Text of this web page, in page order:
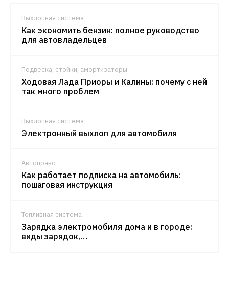
Выхлопная система
Как экономить бензин: полное руководство
для автовладельцев
Подвеска, стойки, амортизаторы
Ходовая Лада Приоры и Калины: почему с ней
так много проблем
Выхлопная система
Электронный выхлоп для автомобиля
Автоправо
Как работает подписка на автомобиль:
пошаговая инструкция
Топливная система
Зарядка электромобиля дома и в городе:
виды зарядок,…